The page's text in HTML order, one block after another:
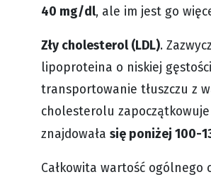
40 mg/dl, ale im jest go
Zły cholesterol (LDL).
lipoproteina o niskiej
transportowanie tłuszczu z
cholesterolu
znajdowała się poniżej 100-
Całkowita wartość